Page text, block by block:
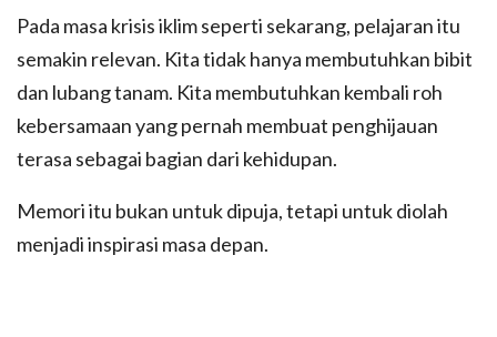
Pada masa krisis iklim seperti sekarang, pelajaran itu
semakin relevan. Kita tidak hanya membutuhkan bibit
dan lubang tanam. Kita membutuhkan kembali roh
kebersamaan yang pernah membuat penghijauan
terasa sebagai bagian dari kehidupan.
Memori itu bukan untuk dipuja, tetapi untuk diolah
menjadi inspirasi masa depan.